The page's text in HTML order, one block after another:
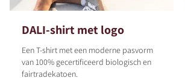
Fill out the form to receive instant
the locked download files across
DALI-shirt met logo
Een T-shirt met een moderne pasvorm
van 100% gecertificeerd biologisch en
fairtradekatoen.